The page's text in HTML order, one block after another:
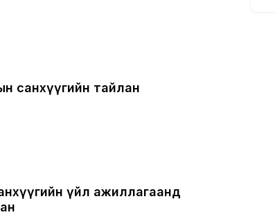
санхүүгийн тайлан
үйл ажиллагаанд